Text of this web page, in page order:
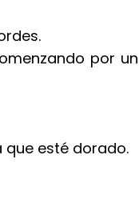
por un
que esté dorado.